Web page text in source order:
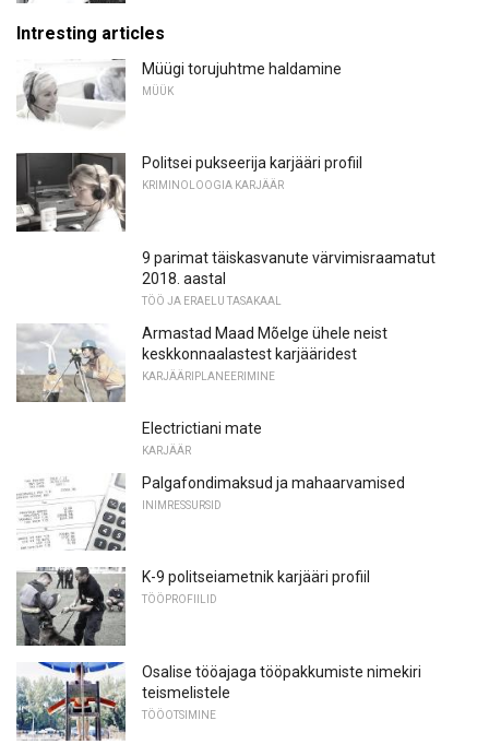
Intresting articles
Müügi torujuhtme haldamine
MÜÜK
Politsei pukseerija karjääri profiil
KRIMINOLOOGIA KARJÄÄR
9 parimat täiskasvanute värvimisraamatut
2018. aastal
TÖÖ JA ERAELU TASAKAAL
Armastad Maad Mõelge ühele neist
keskkonnaalastest karjääridest
KARJÄÄRIPLANEERIMINE
Electrictiani mate
KARJÄÄR
Palgafondimaksud ja mahaarvamised
INIMRESSURSID
K-9 politseiametnik karjääri profiil
TÖÖPROFIILID
Osalise tööajaga tööpakkumiste nimekiri
teismelistele
TÖÖOTSIMINE